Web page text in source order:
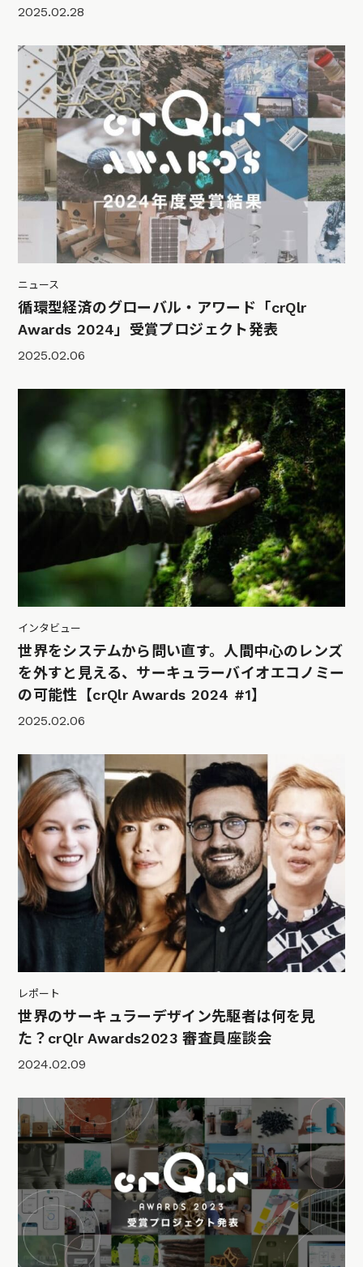
2025.02.28
ニュース
循環型経済のグローバル・アワード「crQlr
Awards 2024」受賞プロジェクト発表
2025.02.06
インタビュー
世界をシステムから問い直す。人間中心のレンズ
を外すと見える、サーキュラーバイオエコノミー
の可能性【crQlr Awards 2024 #1】
2025.02.06
レポート
世界のサーキュラーデザイン先駆者は何を見
た？crQlr Awards2023 審査員座談会
2024.02.09